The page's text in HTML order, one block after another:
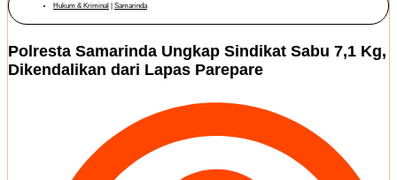
Hukum & Kriminal Samarinda
Polresta Samarinda Ungkap Sindikat Sabu 7,1 Kg,
Dikendalikan dari Lapas Parepare